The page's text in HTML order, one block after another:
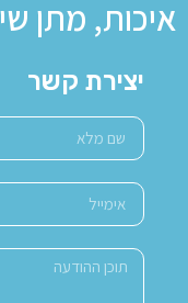
איכות, מתן
יצירת קשר